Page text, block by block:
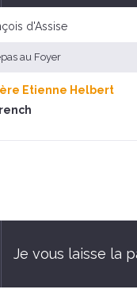
d'Assise
au Foyer
Etienne Helbert
Je vous laisse la